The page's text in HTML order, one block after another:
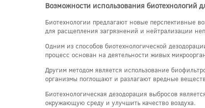
Возможности использования биотехнологий
Биотехнологии предлагают новые перспективные
для расщепления загрязнений и нейтрализации
Одним из способов биотехнологической
процесс основан на деятельности живых
Другим методом является использование
организмы поглощают и разлагают вредные
Биотехнологическая дезодорация выбросов
окружающую среду и улучшить качество воздуха.